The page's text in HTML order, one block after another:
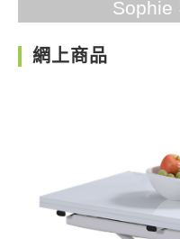
Sophie
網上商品